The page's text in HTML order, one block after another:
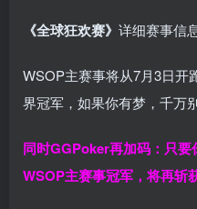
《全球狂欢赛》 详细赛事信
WSOP主赛事将从7月3日开
界冠军，如果你有梦，千万别
同时GGPoker再加码：只
WSOP主赛事冠军，将再斩